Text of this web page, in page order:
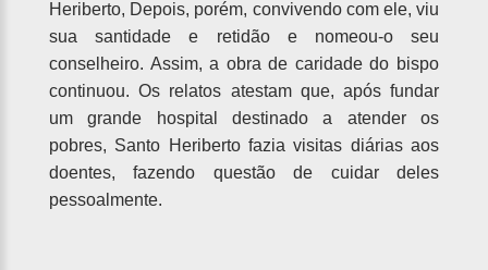
Heriberto, Depois, porém, convivendo com ele, viu
sua santidade e retidão e nomeou-o seu
conselheiro. Assim, a obra de caridade do bispo
continuou. Os relatos atestam que, após fundar
um grande hospital destinado a atender os
pobres, Santo Heriberto fazia visitas diárias aos
doentes, fazendo questão de cuidar deles
pessoalmente.